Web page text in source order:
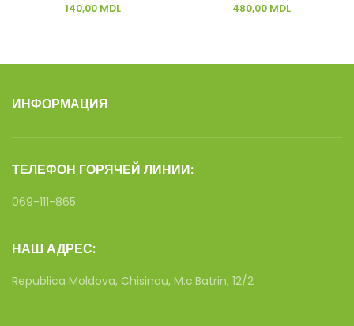
140,00 MDL
480,00 MDL
ИНФОРМАЦИЯ
ТЕЛЕФОН ГОРЯЧЕЙ ЛИНИИ:
069-111-865
НАШ АДРЕС:
Republica Moldova, Chisinau, M.c.Batrin, 12/2